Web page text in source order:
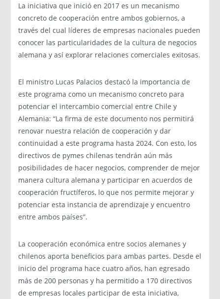
La iniciativa que inició en 2017 es un mecanismo
concreto de cooperación entre ambos gobiernos, a
través del cual líderes de empresas nacionales pueden
conocer las particularidades de la cultura de negocios
alemana y así explorar relaciones comerciales exitosas.
El ministro Lucas Palacios destacó la importancia de
este programa como un mecanismo concreto para
potenciar el intercambio comercial entre Chile y
Alemania: “La firma de este documento nos permitirá
renovar nuestra relación de cooperación y dar
continuidad a este programa hasta 2024. Con esto, los
directivos de pymes chilenas tendrán aún más
posibilidades de hacer negocios, comprender de mejor
manera cultura alemana y participar en acuerdos de
cooperación fructíferos, lo que nos permite mejorar y
potenciar esta instancia de aprendizaje y encuentro
entre ambos países”.
La cooperación económica entre socios alemanes y
chilenos aporta beneficios para ambas partes. Desde el
inicio del programa hace cuatro años, han egresado
más de 200 personas y ha permitido a 170 directivos
de empresas locales participar de esta iniciativa,